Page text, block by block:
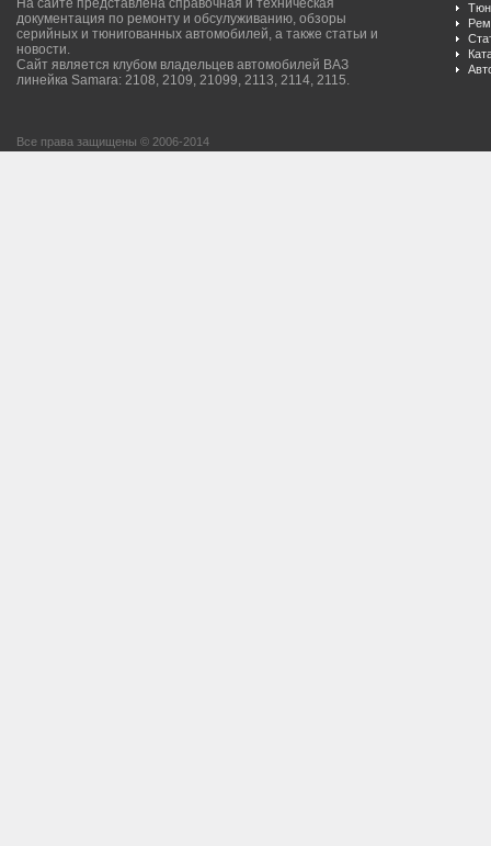
На сайте представлена справочная и техническая
документация по ремонту и обсулуживанию, обзоры
серийных и тюнигованных автомобилей, а также статьи и
новости.
Сайт является клубом владельцев автомобилей ВАЗ
линейка Samara: 2108, 2109, 21099, 2113, 2114, 2115.
Все права защищены © 2006-2014